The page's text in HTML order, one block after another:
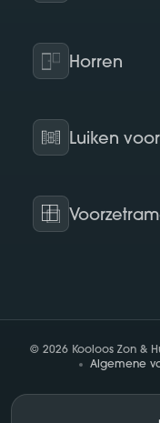
Horren
Luiken
© 2026 Kooloos Zon &
Algemene